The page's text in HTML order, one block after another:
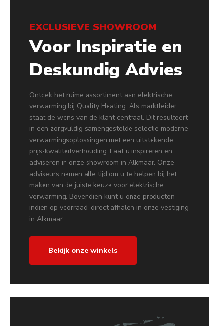
EXCLUSIEVE SHOWROOM
Voor Inspiratie en
Deskundig Advies
Ontdek het ruime assortiment aan elektrische
verwarming bij Quality Heating. Als marktleider
staat de wens van de klant centraal. Dit resulteert
in een zorgvuldig samengestelde selectie moderne
verwarmingsoplossingen met een uitstekende
prijs-kwaliteitverhouding. Laat u inspireren en
adviseren in onze showroom in Alkmaar. Onze
adviseurs nemen alle tijd om u te helpen bij het
maken van de juiste keuze voor elektrische
verwarming. Bovendien kunt u onze producten,
indien op voorraad, direct afhalen in onze vestiging
in Alkmaar.
Bekijk onze winkels